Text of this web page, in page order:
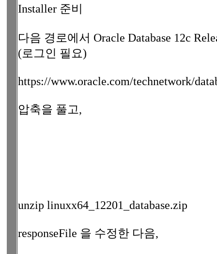
Installer 준비
다음 경로에서 Oracle Database 12c
(로그인 필요)
https://www.oracle.com/technetwork/
압축을 풀고,
unzip linuxx64_12201_database.zip
responseFile 을 수정한 다음,